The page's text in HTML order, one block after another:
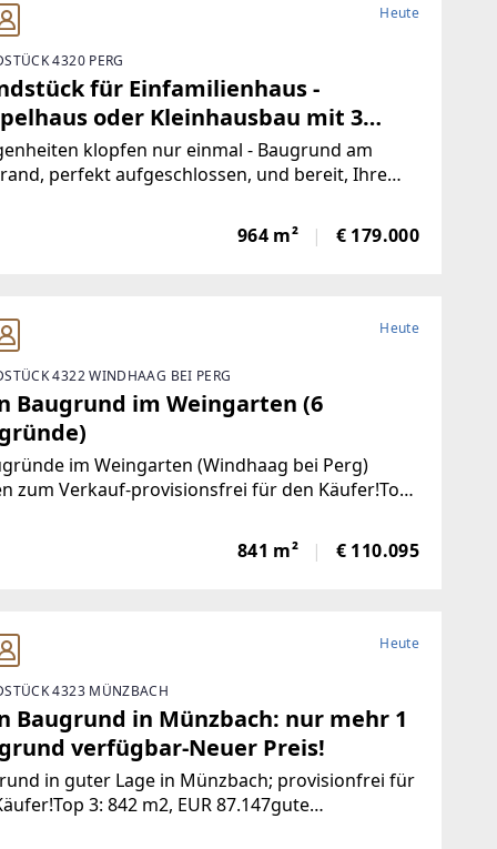
Heute
4320 PERG
für Einfamilienhaus -
oder Kleinhausbau mit 3
klopfen nur einmal - Baugrund am
perfekt aufgeschlossen, und bereit, Ihre
964 m² € 179.000
Heute
4322 WINDHAAG BEI PERG
Baugrund im Weingarten (6
im Weingarten (Windhaag bei Perg)
zum Verkauf-provisionsfrei für den Käufer!Top
Top;Gesamt (Baugrund und Trenngrün): von
841 m² € 110.095
Heute
4323 MÜNZBACH
Baugrund in Münzbach: nur mehr 1
verfügbar-Neuer Preis!
in guter Lage in Münzbach; provisionfrei für
3: 842 m2, EUR 87.147gute